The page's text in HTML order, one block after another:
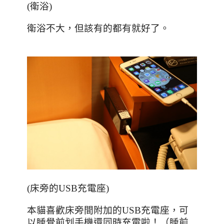
(衛浴)
衛浴不大，但該有的都有就好了。
(床旁的USB充電座)
本貓喜歡床旁間附加的USB充電座，可